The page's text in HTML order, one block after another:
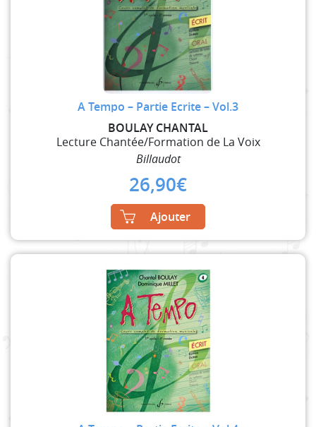
A Tempo – Partie Ecrite – Vol.3
BOULAY CHANTAL
Lecture Chantée/Formation de La Voix
Billaudot
26,90€
Ajouter